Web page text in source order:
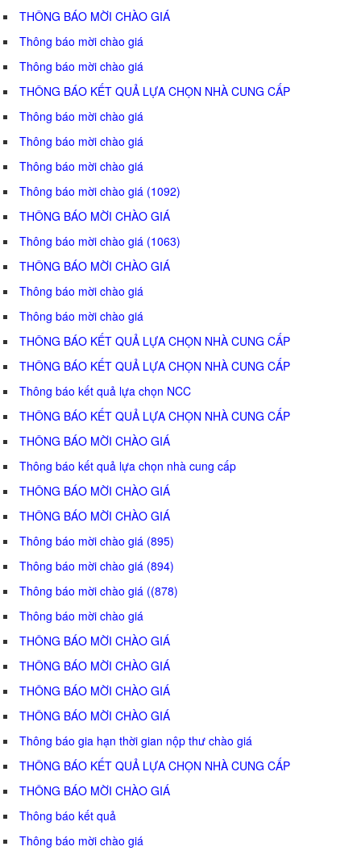
THÔNG BÁO MỜI CHÀO GIÁ
Thông báo mời chào giá
Thông báo mời chào giá
THÔNG BÁO KẾT QUẢ LỰA CHỌN NHÀ CUNG CẤP
Thông báo mời chào giá
Thông báo mời chào giá
Thông báo mời chào giá
Thông báo mời chào giá (1092)
THÔNG BÁO MỜI CHÀO GIÁ
Thông báo mời chào giá (1063)
THÔNG BÁO MỜI CHÀO GIÁ
Thông báo mời chào giá
Thông báo mời chào giá
THÔNG BÁO KẾT QUẢ LỰA CHỌN NHÀ CUNG CẤP
THÔNG BÁO KẾT QUẢ LỰA CHỌN NHÀ CUNG CẤP
Thông báo kết quả lựa chọn NCC
THÔNG BÁO KẾT QUẢ LỰA CHỌN NHÀ CUNG CẤP
THÔNG BÁO MỜI CHÀO GIÁ
Thông báo kết quả lựa chọn nhà cung cấp
THÔNG BÁO MỜI CHÀO GIÁ
THÔNG BÁO MỜI CHÀO GIÁ
Thông báo mời chào giá (895)
Thông báo mời chào giá (894)
Thông báo mời chào giá ((878)
Thông báo mời chào giá
THÔNG BÁO MỜI CHÀO GIÁ
THÔNG BÁO MỜI CHÀO GIÁ
THÔNG BÁO MỜI CHÀO GIÁ
THÔNG BÁO MỜI CHÀO GIÁ
Thông báo gia hạn thời gian nộp thư chào giá
THÔNG BÁO KẾT QUẢ LỰA CHỌN NHÀ CUNG CẤP
THÔNG BÁO MỜI CHÀO GIÁ
Thông báo kết quả
Thông báo mời chào giá